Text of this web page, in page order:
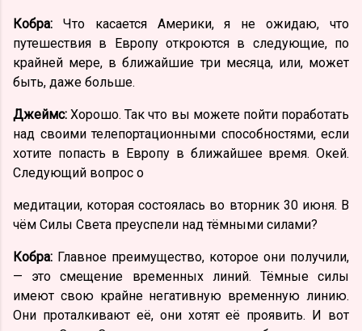
Кобра: Что касается Америки, я не ожидаю, что
путешествия в Европу откроются в следующие, по
крайней мере, в ближайшие три месяца, или, может
быть, даже больше.
Джеймс: Хорошо. Так что вы можете пойти поработать
над своими телепортационными способностями, если
хотите попасть в Европу в ближайшее время. Окей.
Следующий вопрос о
медитации, которая состоялась во вторник 30 июня. В
чём Силы Света преуспели над тёмными силами?
Кобра: Главное преимущество, которое они получили,
— это смещение временных линий. Тёмные силы
имеют свою крайне негативную временную линию.
Они проталкивают её, они хотят её проявить. И вот